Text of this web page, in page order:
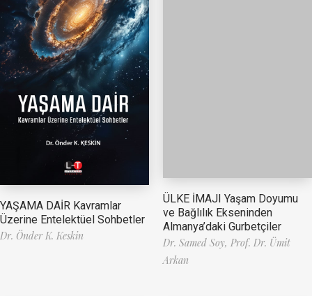
YAŞAMA DAİR Kavramlar
Üzerine Entelektüel Sohbetler
Dr. Önder K. Keskin
ÜLKE İMAJI Yaşam Doyumu
ve Bağlılık Ekseninden
Almanya’daki Gurbetçiler
Dr. Samed Soy, Prof. Dr. Ümit
Arkan